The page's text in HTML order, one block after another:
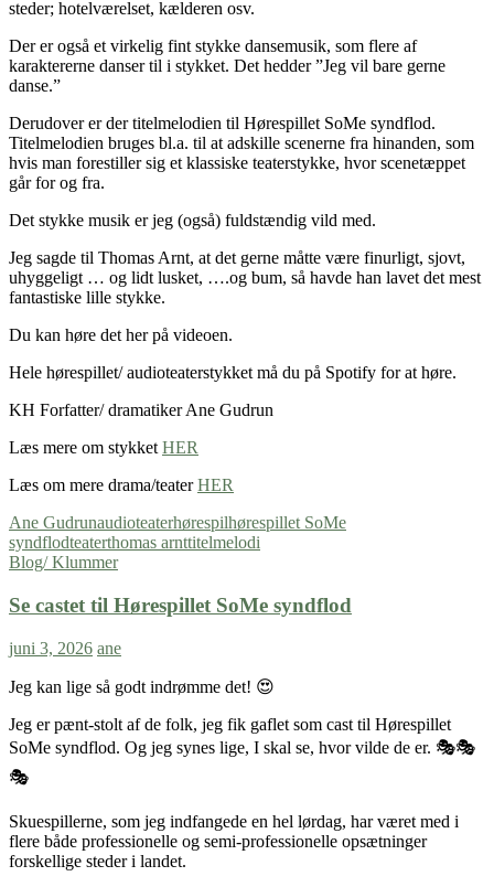
steder; hotelværelset, kælderen osv.
Der er også et virkelig fint stykke dansemusik, som flere af
karaktererne danser til i stykket. Det hedder ”Jeg vil bare gerne
danse.”
Derudover er der titelmelodien til Hørespillet SoMe syndflod.
Titelmelodien bruges bl.a. til at adskille scenerne fra hinanden, som
hvis man forestiller sig et klassiske teaterstykke, hvor scenetæppet
går for og fra.
Det stykke musik er jeg (også) fuldstændig vild med.
Jeg sagde til Thomas Arnt, at det gerne måtte være finurligt, sjovt,
uhyggeligt … og lidt lusket, ….og bum, så havde han lavet det mest
fantastiske lille stykke.
Du kan høre det her på videoen.
Hele hørespillet/ audioteaterstykket må du på Spotify for at høre.
KH Forfatter/ dramatiker Ane Gudrun
Læs mere om stykket HER
Læs om mere drama/teaterHER
Ane Gudrunaudioteaterhørespilhørespillet SoMe
syndflodteaterthomas arnttitelmelodi
Blog/ Klummer
Se castet til Hørespillet SoMe syndflod
juni 3, 2026 ane
Jeg kan lige så godt indrømme det! 😍
Jeg er pænt-stolt af de folk, jeg fik gaflet som cast til Hørespillet
SoMe syndflod. Og jeg synes lige, I skal se, hvor vilde de er. 🎭🎭
🎭
Skuespillerne, som jeg indfangede en hel lørdag, har været med i
flere både professionelle og semi-professionelle opsætninger
forskellige steder i landet.